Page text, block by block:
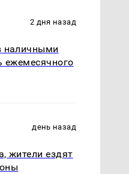
2 дня назад
наличными
ежемесячного
день назад
жители ездят